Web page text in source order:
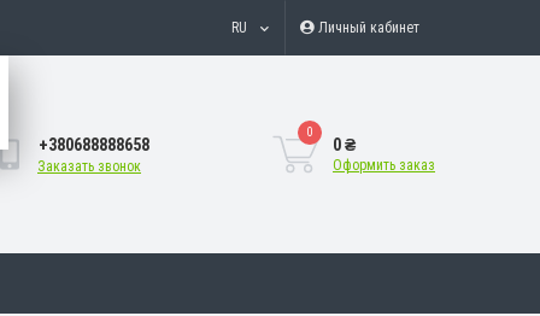
RU Личный кабинет
+380688888658
Заказать звонок
0
0 ₴
Оформить заказ